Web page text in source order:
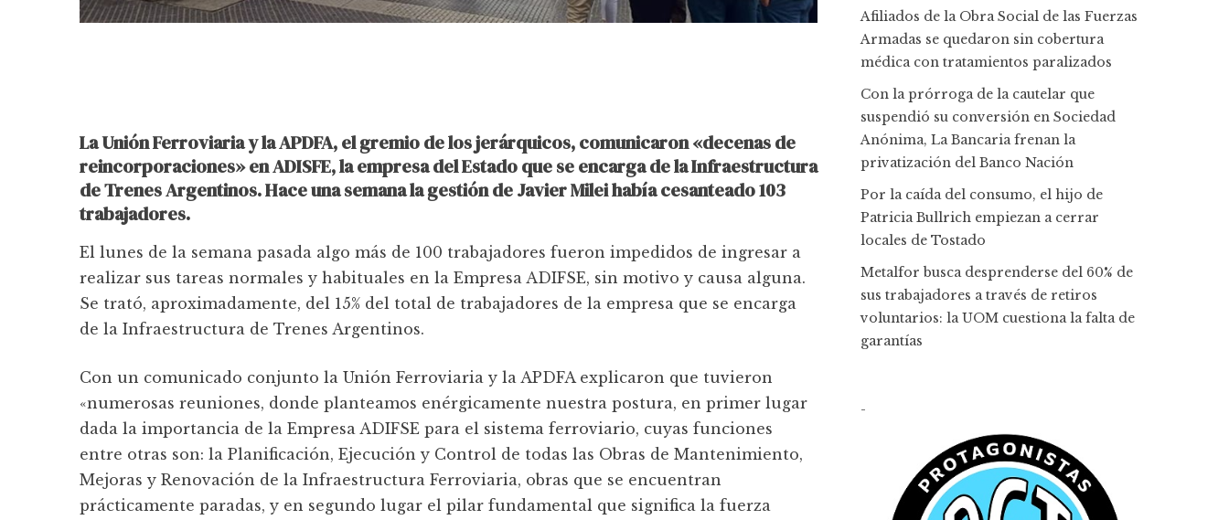
La Unión Ferroviaria y la APDFA, el gremio de los jerárquicos, comunicaron «decenas de
reincorporaciones» en ADISFE, la empresa del Estado que se encarga de la Infraestructura
de Trenes Argentinos. Hace una semana la gestión de Javier Milei había cesanteado 103
trabajadores.
El lunes de la semana pasada algo más de 100 trabajadores fueron impedidos de ingresar a
realizar sus tareas normales y habituales en la Empresa ADIFSE, sin motivo y causa alguna.
Se trató, aproximadamente, del 15% del total de trabajadores de la empresa que se encarga
de la Infraestructura de Trenes Argentinos.
Con un comunicado conjunto la Unión Ferroviaria y la APDFA explicaron que tuvieron
«numerosas reuniones, donde planteamos enérgicamente nuestra postura, en primer lugar
dada la importancia de la Empresa ADIFSE para el sistema ferroviario, cuyas funciones
entre otras son: la Planificación, Ejecución y Control de todas las Obras de Mantenimiento,
Mejoras y Renovación de la Infraestructura Ferroviaria, obras que se encuentran
prácticamente paradas, y en segundo lugar el pilar fundamental que significa la fuerza
Afiliados de la Obra Social de las Fuerzas
Armadas se quedaron sin cobertura
médica con tratamientos paralizados
Con la prórroga de la cautelar que
suspendió su conversión en Sociedad
Anónima, La Bancaria frenan la
privatización del Banco Nación
Por la caída del consumo, el hijo de
Patricia Bullrich empiezan a cerrar
locales de Tostado
Metalfor busca desprenderse del 60% de
sus trabajadores a través de retiros
voluntarios: la UOM cuestiona la falta de
garantías
-